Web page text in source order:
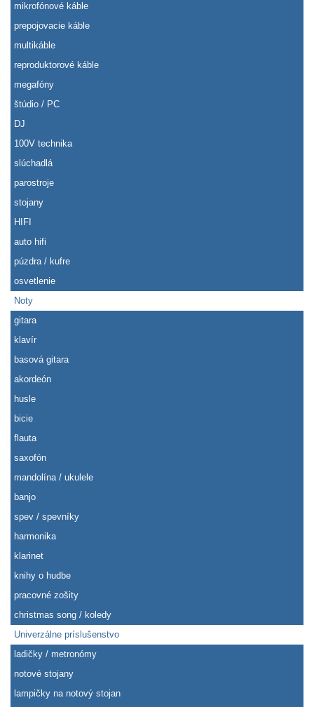
mikrofónové káble
prepojovacie káble
multikáble
reproduktorové káble
megafóny
štúdio / PC
DJ
100V technika
slúchadlá
parostroje
stojany
HIFI
auto hifi
púzdra / kufre
osvetlenie
Noty
gitara
klavír
basová gitara
akordeón
husle
bicie
flauta
saxofón
mandolína / ukulele
banjo
spev / spevníky
harmonika
klarinet
knihy o hudbe
pracovné zošity
christmas song / koledy
Univerzálne príslušenstvo
ladičky / metronómy
notové stojany
lampičky na notový stojan